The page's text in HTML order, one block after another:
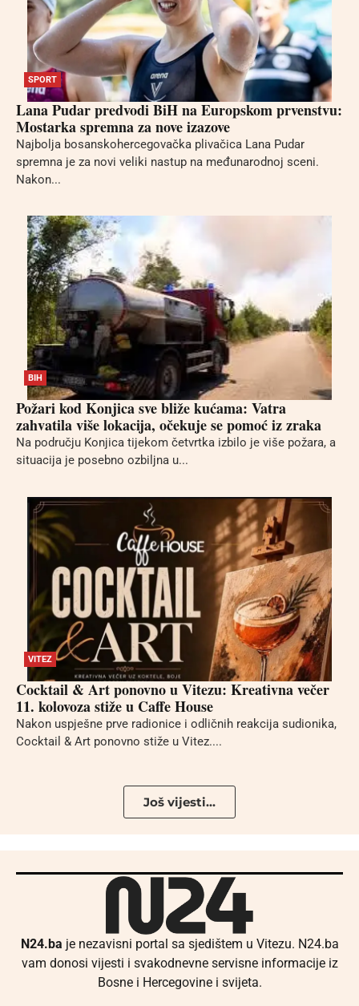
SPORT
Lana Pudar predvodi BiH na Europskom prvenstvu:
Mostarka spremna za nove izazove
Najbolja bosanskohercegovačka plivačica Lana Pudar
spremna je za novi veliki nastup na međunarodnoj sceni.
Nakon...
BIH
Požari kod Konjica sve bliže kućama: Vatra
zahvatila više lokacija, očekuje se pomoć iz zraka
Na području Konjica tijekom četvrtka izbilo je više požara, a
situacija je posebno ozbiljna u...
VITEZ
Cocktail & Art ponovno u Vitezu: Kreativna večer
11. kolovoza stiže u Caffe House
Nakon uspješne prve radionice i odličnih reakcija sudionika,
Cocktail & Art ponovno stiže u Vitez....
Još vijesti...
N24.ba je nezavisni portal sa sjedištem u Vitezu. N24.ba
vam donosi vijesti i svakodnevne servisne informacije iz
Bosne i Hercegovine i svijeta.